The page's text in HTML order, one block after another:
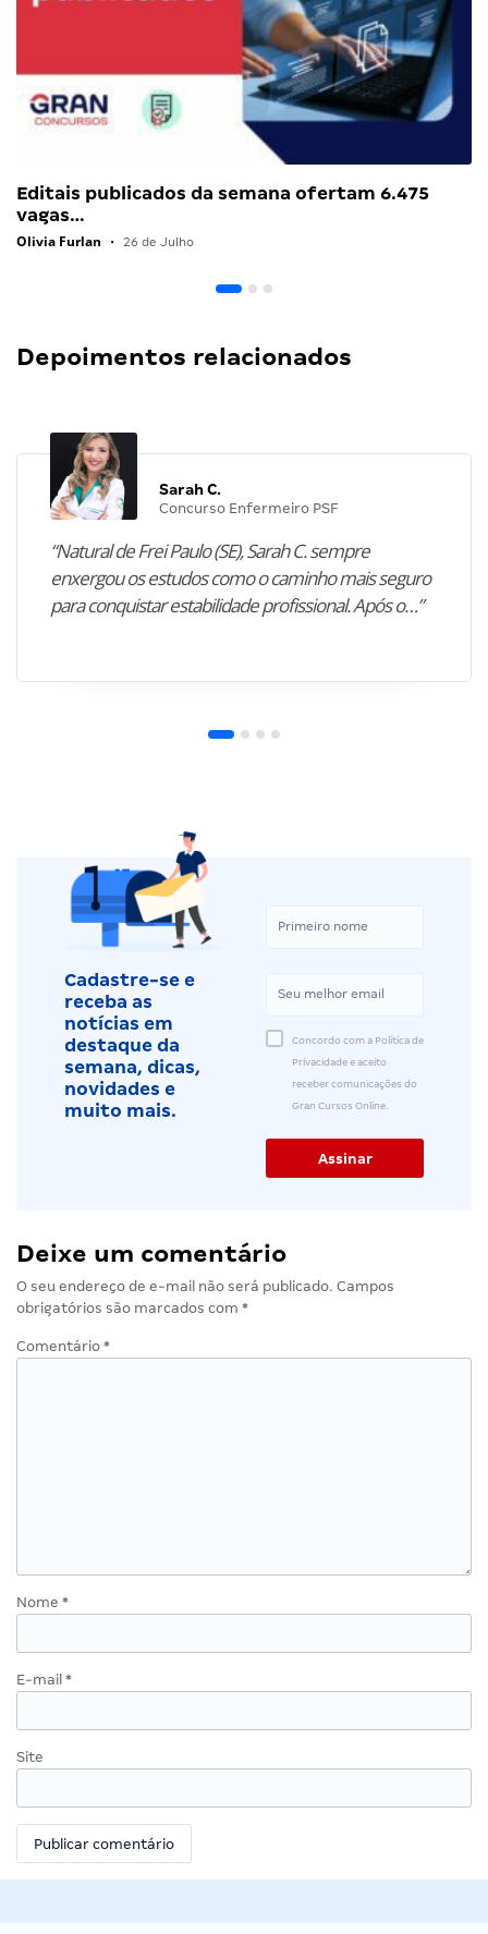
Editais publicados da semana ofertam 6.475
vagas…
Olivia Furlan • 26 de Julho
Depoimentos relacionados
Sarah C.
Concurso Enfermeiro PSF
“Natural de Frei Paulo (SE), Sarah C. sempre
enxergou os estudos como o caminho mais seguro
para conquistar estabilidade profissional. Após o…”
Cadastre-se e
receba as
notícias em
destaque da
semana, dicas,
novidades e
muito mais.
Concordo com a Política de
Privacidade e aceito
receber comunicações do
Gran Cursos Online.
Deixe um comentário
O seu endereço de e-mail não será publicado. Campos
obrigatórios são marcados com *
Comentário *
Nome *
E-mail *
Site